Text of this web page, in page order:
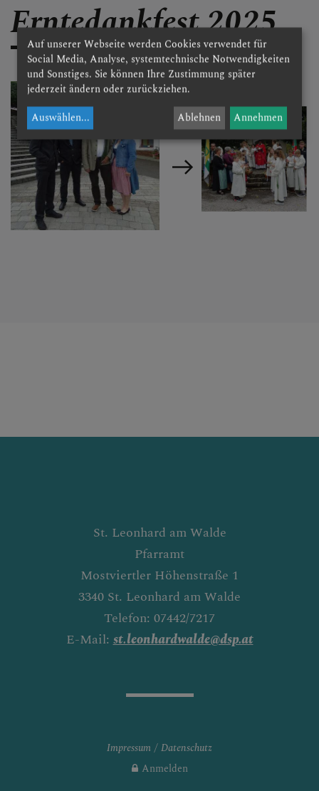
Erntedankfest 2025
St. Leonhard am Walde
Pfarramt
Mostviertler Höhenstraße 1
3340 St. Leonhard am Walde
Telefon: 07442/7217
E-Mail:st.leonhardwalde@dsp.at
Impressum
Datenschutz
Anmelden
Auf unserer Webseite werden Cookies verwendet für
Social Media, Analyse, systemtechnische Notwendigkeiten
und Sonstiges. Sie können Ihre Zustimmung später
jederzeit ändern oder zurückziehen.
Auswählen... Ablehnen Annehmen